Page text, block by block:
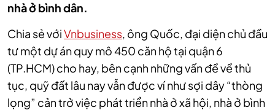
nhà ở bình dân.
Chia sẻ vớiVnbusiness, ông Quốc, đại diện chủ đầu
tư một dự án quy mô 450 căn hộ tại quận 6
(TP.HCM) cho hay, bên cạnh những vấn đề về thủ
tục, quỹ đất lâu nay vẫn được ví như sợi dây “thòng
lọng” cản trở việc phát triển nhà ở xã hội, nhà ở bình